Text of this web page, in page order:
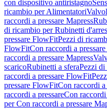
con dispositivo antiristagno
ricambio per Alimentatori
raccordi a pressare Mapress
di ricambio per Rubinetti
pressare FlowFitPezzi di
FlowFitCon raccordi a
raccordi a pressare Mapress
scaricoRubinetti a sferaPezzi di
raccordi a pressare FlowFit
pressare FlowFitCon raccordi a
raccordi a pressareCon raccordi
per Con raccordi a pressare